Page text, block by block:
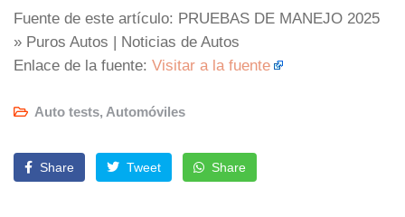
Fuente de este artículo: PRUEBAS DE MANEJO 2025
» Puros Autos | Noticias de Autos
Enlace de la fuente: Visitar a la fuente
Auto tests, Automóviles
Share Tweet Share